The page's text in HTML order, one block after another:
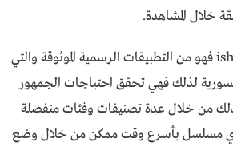
خلال المشاهدة.
أما تطبيق ishow syriatel فهو من التطبيقات الرسمية الموثوقة والتي
لذلك فهي تحقق احتياجات الجمهور
من خلال عدة تصنيفات وفئات منفصلة
مسلسل بأسرع وقت ممكن من خلال وضع